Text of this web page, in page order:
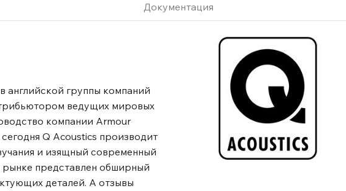
Документация
английской группы компаний
ведущих мировых
компании Armour
Q Acoustics производит
и изящный современный
рынке представлен обширный
деталей. А отзывы